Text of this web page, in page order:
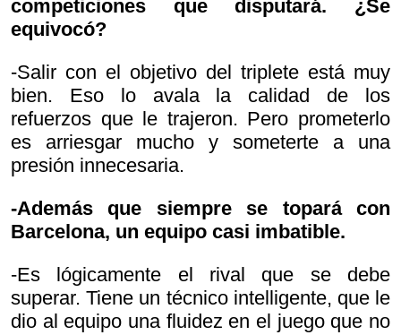
competiciones que disputará. ¿Se
equivocó?
-Salir con el objetivo del triplete está muy
bien. Eso lo avala la calidad de los
refuerzos que le trajeron. Pero prometerlo
es arriesgar mucho y someterte a una
presión innecesaria.
-Además que siempre se topará con
Barcelona, un equipo casi imbatible.
-Es lógicamente el rival que se debe
superar. Tiene un técnico intelligente, que le
dio al equipo una fluidez en el juego que no